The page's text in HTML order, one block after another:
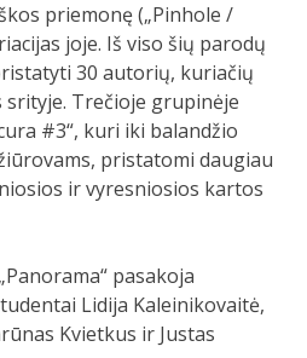
priemonę („Pinhole /
joje. Iš viso šių parodų
30 autorių, kuriačių
Trečioje grupinėje
#3“, kuri iki balandžio
pristatomi daugiau
ir vyresniosios kartos
pasakoja
Lidija Kaleinikovaitė,
Kvietkus ir Justas